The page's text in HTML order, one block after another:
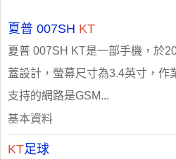
夏普 007SH KT
夏普 007SH KT是一部手機，於
蓋設計，螢幕尺寸為3.4英寸，作
支持的網路是GSM...
基本資料
KT足球